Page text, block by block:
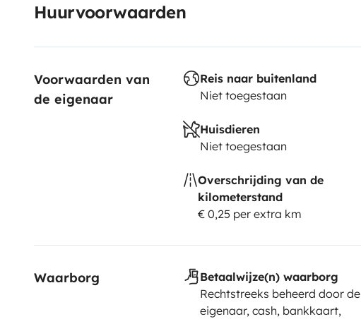
Huurvoorwaarden
Voorwaarden van
de eigenaar
Reis naar buitenland
Niet toegestaan
Huisdieren
Niet toegestaan
Overschrijding van de
kilometerstand
€ 0,25 per extra km
Waarborg
Betaalwijze(n) waarborg
Rechtstreeks beheerd door de
eigenaar, cash, bankkaart,